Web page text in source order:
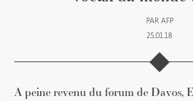
PAR AFP
25.01.18
A peine revenu du forum de Davos,